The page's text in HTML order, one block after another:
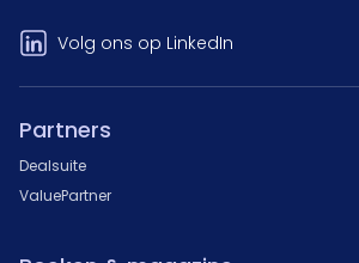
Volg ons op LinkedIn
Partners
Dealsuite
ValuePartner